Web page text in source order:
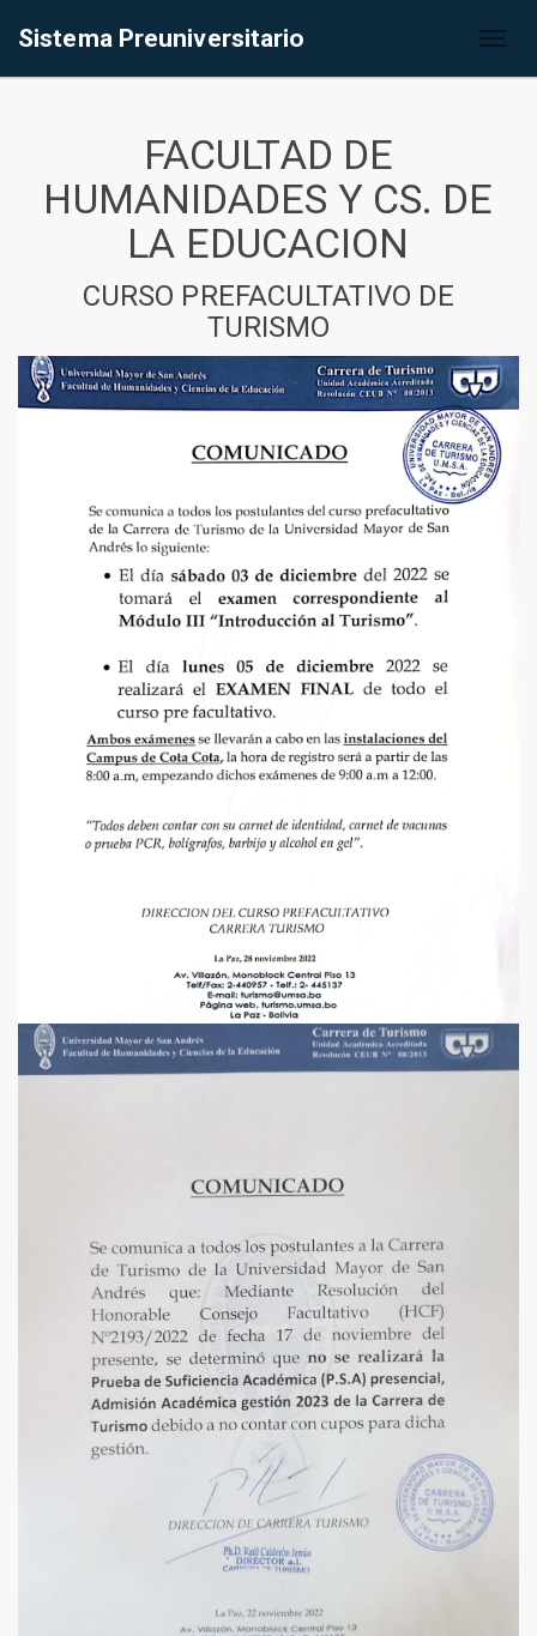
Sistema Preuniversitario
FACULTAD DE
HUMANIDADES Y CS. DE
LA EDUCACION
CURSO PREFACULTATIVO DE
TURISMO